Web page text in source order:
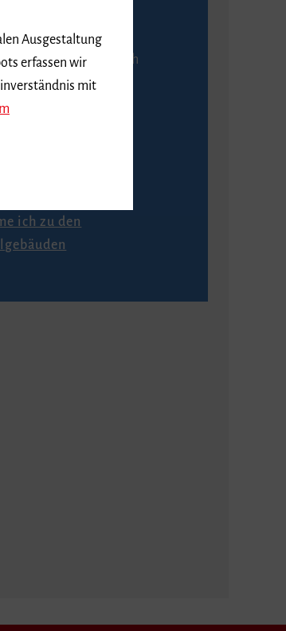
ist ausschließlich
möglich.
ich zu den
Ausgestaltung
erfassen wir
mit